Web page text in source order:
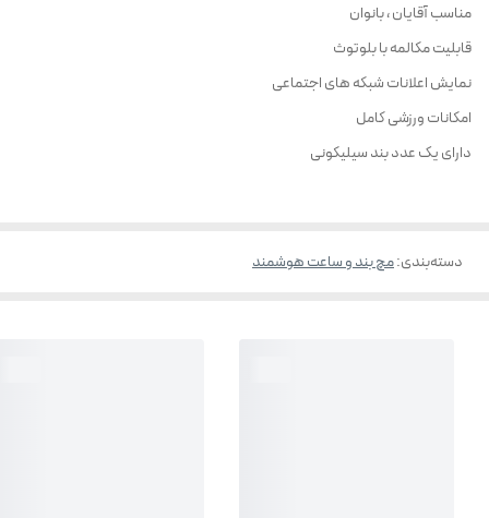
مناسب آقایان ، بانوان
قابلیت مکالمه با بلوتوث
نمایش اعلانات شبکه های اجتماعی
امکانات ورزشی کامل
دارای یک عدد بند سیلیکونی
دسته‌بندی:مچ بند و ساعت هوشمند